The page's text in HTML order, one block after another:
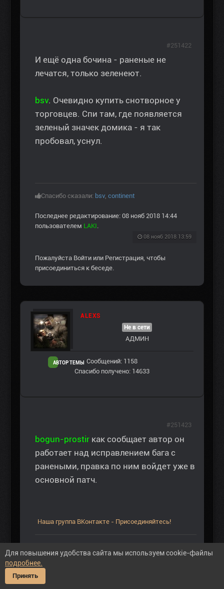
И ещё одна бочина - раненые не
лечатся, только зеленеют.
bsv. Очевидно купить снотворное у
торговцев. Спи там, где появляется
зеленый значек домика - я так
пробовал, уснул.
Спасибо сказали: bsv, continent
Последнее редактирование: 08 нояб 2018 14:44
пользователем LAKI.
08 нояб 2018 13:59
#251422
Пожалуйста Войти или Регистрация, чтобы
присоединиться к беседе.
ALEXS
АВТОР ТЕМЫ
Не в сети
АДМИН
Сообщений: 1158
Спасибо получено: 14633
bogun-prostir как сообщает автор он
работает над исправлением бага с
ранеными, правка по ним войдет уже в
основной патч.
Наша группа ВКонтакте - Присоединяйтесь!
зампотех,RPV73,Андрей-1966,Воссталкерившийся
#251423
Для повышения удобства сайта мы используем cookie-файлы
подробнее.
Принять